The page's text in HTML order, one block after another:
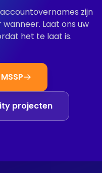
zijn
Laat ons uw
het te laat is.
projecten